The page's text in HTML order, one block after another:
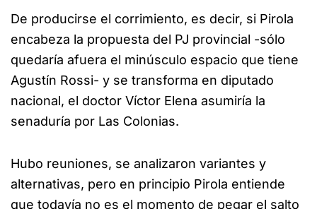
De producirse el corrimiento, es decir, si Pirola
encabeza la propuesta del PJ provincial -sólo
quedaría afuera el minúsculo espacio que tiene
Agustín Rossi- y se transforma en diputado
nacional, el doctor Víctor Elena asumiría la
senaduría por Las Colonias.
Hubo reuniones, se analizaron variantes y
alternativas, pero en principio Pirola entiende
que todavía no es el momento de pegar el salto